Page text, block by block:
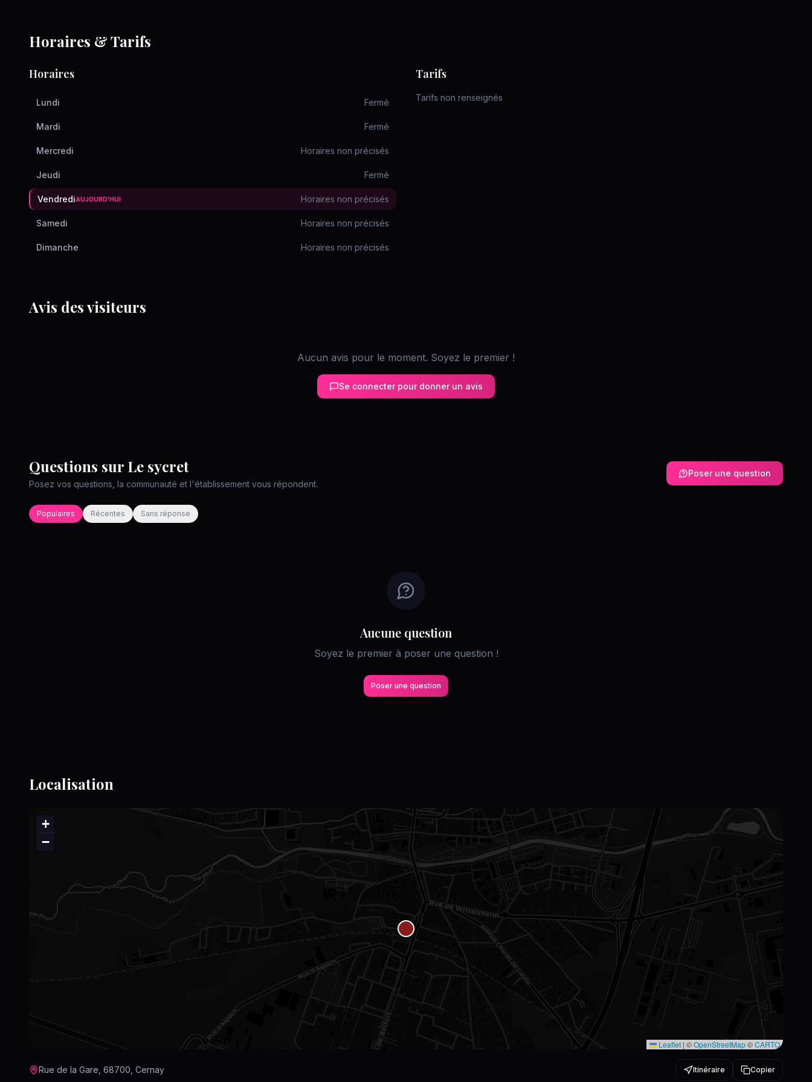
Horaires & Tarifs
Horaires
Lundi Fermé
Mardi Fermé
Mercredi Horaires non précisés
Jeudi Fermé
VendrediAUJOURD'HUI Horaires non précisés
Samedi Horaires non précisés
Dimanche Horaires non précisés
Tarifs
Tarifs non renseignés
Avis des visiteurs
Aucun avis pour le moment. Soyez le premier !
Se connecter pour donner un avis
Questions sur Le sycret
Posez vos questions, la communauté et l'établissement vous répondent.
Poser une question
Populaires Récentes Sans réponse
Aucune question
Soyez le premier à poser une question !
Poser une question
Localisation
+
−
Leaflet | ©OpenStreetMap©CARTO
Rue de la Gare, 68700, Cernay Itinéraire Copier